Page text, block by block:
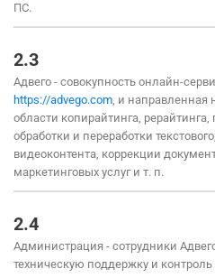
ПС.
2.3
Адвего - совокупность онлайн-
https://advego.com, и направленная
области копирайтинга,
обработки и переработки
видеоконтента, коррекции
маркетинговых услуг и т. п.
2.4
Администрация - сотрудники
техническую поддержку и контроль